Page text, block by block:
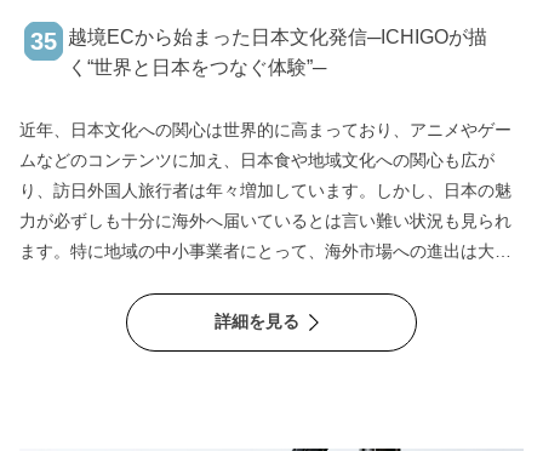
35 越境ECから始まった日本文化発信─ICHIGOが描
く“世界と日本をつなぐ体験”─
近年、日本文化への関心は世界的に高まっており、アニメやゲー
ムなどのコンテンツに加え、日本食や地域文化への関心も広が
り、訪日外国人旅行者は年々増加しています。しかし、日本の魅
力が必ずしも十分に海外へ届いているとは言い難い状況も見られ
ます。特に地域の中小事業者にとって、海外市場への進出は大き
などの課題があり、「海外に売りたいが方法が分からない」とい
う声も多いです。 こうした状況の中、2015年から日本のお菓子を
詳細を見る